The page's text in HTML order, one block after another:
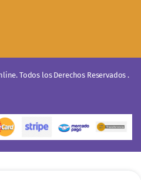
Todos los Derechos Reservados .